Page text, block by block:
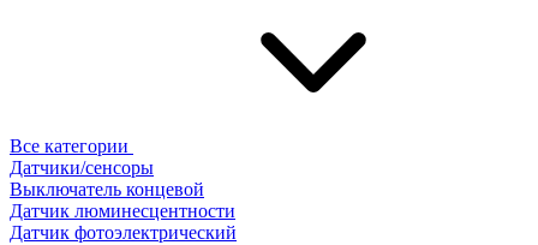
Все категории
Датчики/сенсоры
Выключатель концевой
Датчик люминесцентности
Датчик фотоэлектрический